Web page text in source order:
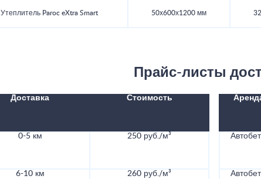
Утеплитель Paroc eXtra Smart 50х600х1200 мм
Прайс-листы
Доставка Стоимость
0-5 км 250 руб./м³
6-10 км 260 руб./м³